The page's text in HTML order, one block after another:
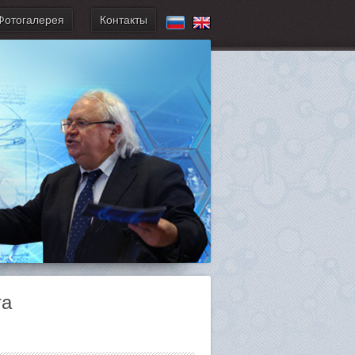
Контакты